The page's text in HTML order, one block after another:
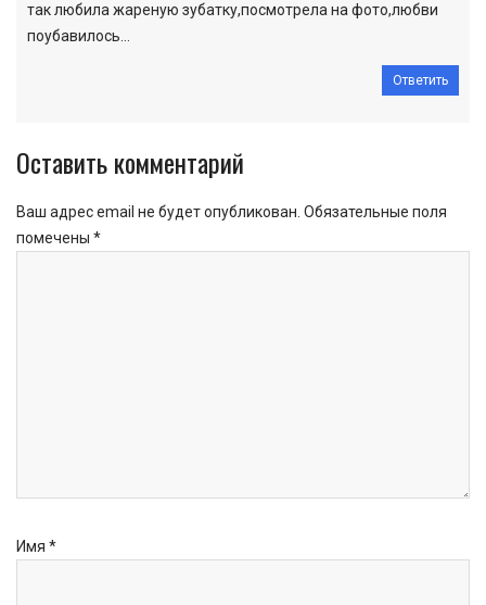
так любила жареную зубатку,посмотрела на фото,любви
поубавилось…
Ответить
Оставить комментарий
Ваш адрес email не будет опубликован. Обязательные поля
помечены *
Имя *